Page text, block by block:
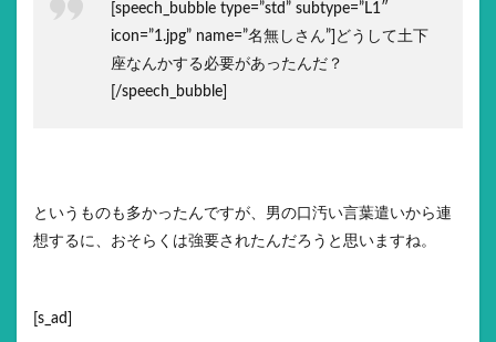
[speech_bubble type=”std” subtype=”L1″
icon=”1.jpg” name=”名無しさん”]どうして土下
座なんかする必要があったんだ？
[/speech_bubble]
というものも多かったんですが、男の口汚い言葉遣いから連
想するに、おそらくは強要されたんだろうと思いますね。
[s_ad]